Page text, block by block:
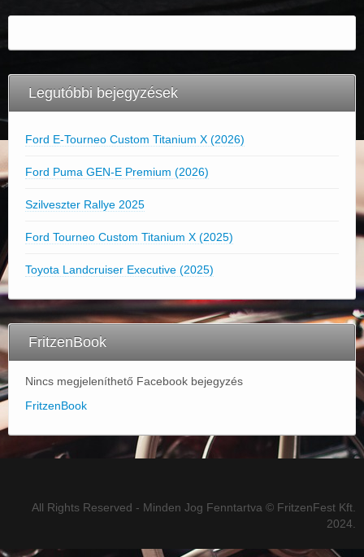
Legutóbbi bejegyzések
Ford E-Tourneo Custom Titanium X (2026)
Ford Puma GEN-E Premium (2026)
Szilveszter Rallye 2025
Ford Tourneo Custom Titanium X (2025)
Toyota Landcruiser Executive (2025)
FritzenBook
Nincs megjeleníthető Facebook bejegyzés
FritzenBook
All Rights Reserved - Minden Jog Fenntartva © FritzenFest Kft.
2024.